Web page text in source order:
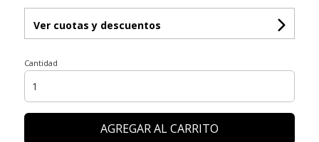
Ver cuotas y descuentos
Cantidad
AGREGAR AL CARRITO